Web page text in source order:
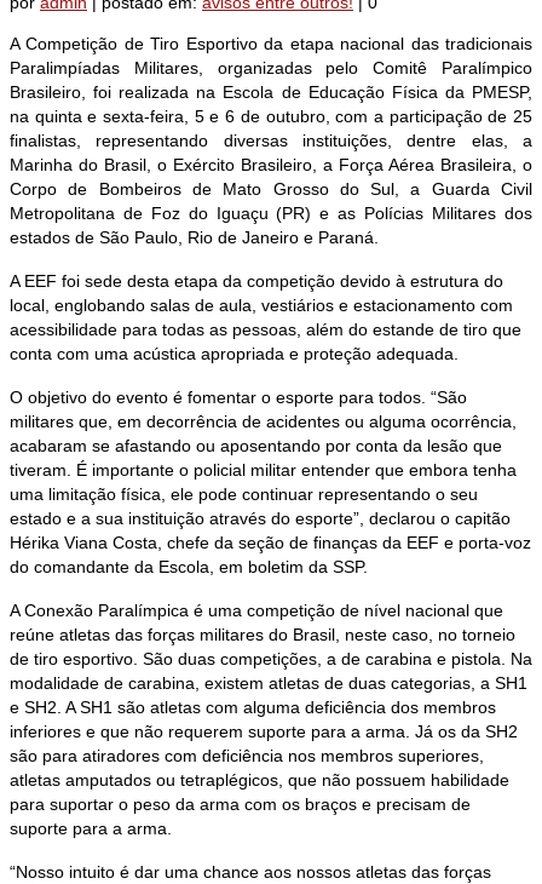
A Competição de Tiro Esportivo da etapa nacional das tradicionais
Paralimpíadas Militares, organizadas pelo Comitê Paralímpico
Brasileiro, foi realizada na Escola de Educação Física da PMESP,
na quinta e sexta-feira, 5 e 6 de outubro, com a participação de 25
finalistas, representando diversas instituições, dentre elas, a
Marinha do Brasil, o Exército Brasileiro, a Força Aérea Brasileira, o
Corpo de Bombeiros de Mato Grosso do Sul, a Guarda Civil
Metropolitana de Foz do Iguaçu (PR) e as Polícias Militares dos
estados de São Paulo, Rio de Janeiro e Paraná.
A EEF foi sede desta etapa da competição devido à estrutura do
local, englobando salas de aula, vestiários e estacionamento com
acessibilidade para todas as pessoas, além do estande de tiro que
conta com uma acústica apropriada e proteção adequada.
O objetivo do evento é fomentar o esporte para todos. “São
militares que, em decorrência de acidentes ou alguma ocorrência,
acabaram se afastando ou aposentando por conta da lesão que
tiveram. É importante o policial militar entender que embora tenha
uma limitação física, ele pode continuar representando o seu
estado e a sua instituição através do esporte”, declarou o capitão
Hérika Viana Costa, chefe da seção de finanças da EEF e porta-voz
do comandante da Escola, em boletim da SSP.
A Conexão Paralímpica é uma competição de nível nacional que
reúne atletas das forças militares do Brasil, neste caso, no torneio
de tiro esportivo. São duas competições, a de carabina e pistola. Na
modalidade de carabina, existem atletas de duas categorias, a SH1
e SH2. A SH1 são atletas com alguma deficiência dos membros
inferiores e que não requerem suporte para a arma. Já os da SH2
são para atiradores com deficiência nos membros superiores,
atletas amputados ou tetraplégicos, que não possuem habilidade
para suportar o peso da arma com os braços e precisam de
suporte para a arma.
“Nosso intuito é dar uma chance aos nossos atletas das forças